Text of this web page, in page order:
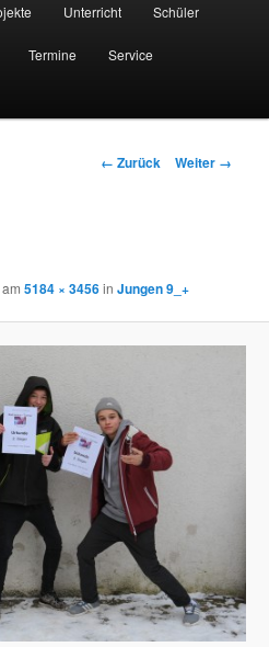
Unterricht Schüler
Termine Service
Bilder-
← Zurück Weiter →
am5184 × 3456inJungen 9_+